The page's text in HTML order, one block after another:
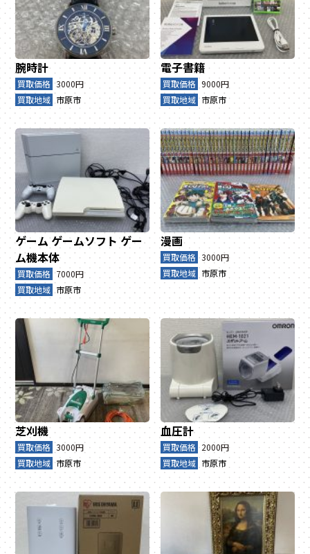
腕時計
買取価格 3000円
買取地域 市原市
電子書籍
買取価格 9000円
買取地域 市原市
ゲーム ゲームソフト ゲー
ム機本体
買取価格 7000円
買取地域 市原市
漫画
買取価格 3000円
買取地域 市原市
芝刈機
買取価格 3000円
買取地域 市原市
血圧計
買取価格 2000円
買取地域 市原市